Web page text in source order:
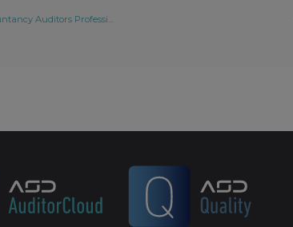
I technological meeting in the courtesy of Chartered Accountancy Auditors Professional Association of Catalonia.